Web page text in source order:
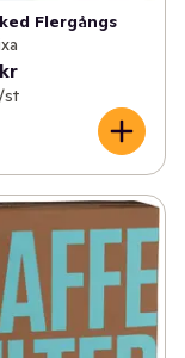
Flergångs
st